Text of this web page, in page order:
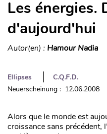
Les énergies.
d'aujourd'hui
Autor(en) : Hamour Nadia
Ellipses
C.Q.F.D.
Neuerscheinung : 12.06.2008
Alors que le monde est
croissance sans précédent,